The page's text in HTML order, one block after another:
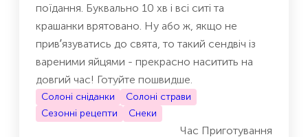
поїдання. Буквально 10 хв і всі ситі та
крашанки врятовано. Ну або ж, якщо не
привʼязуватись до свята, то такий сендвіч із
вареними яйцями - прекрасно наситить на
довгий час! Готуйте пошвидше.
Солоні сніданки
Солоні страви
Сезонні рецепти
Снеки
Час Приготування